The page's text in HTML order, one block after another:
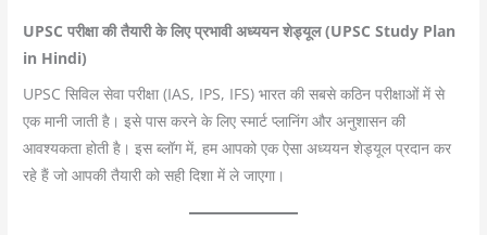
UPSC परीक्षा की तैयारी के लिए प्रभावी अध्ययन शेड्यूल (UPSC Study Plan
in Hindi)
UPSC सिविल सेवा परीक्षा (IAS, IPS, IFS) भारत की सबसे कठिन परीक्षाओं में से
एक मानी जाती है। इसे पास करने के लिए स्मार्ट प्लानिंग और अनुशासन की
आवश्यकता होती है। इस ब्लॉग में, हम आपको एक ऐसा अध्ययन शेड्यूल प्रदान कर
रहे हैं जो आपकी तैयारी को सही दिशा में ले जाएगा।